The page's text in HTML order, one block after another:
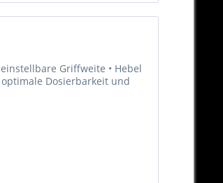
Griffweite • Hebel
Dosierbarkeit und